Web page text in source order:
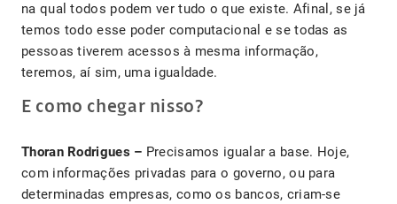
na qual todos podem ver tudo o que existe. Afinal, se já
temos todo esse poder computacional e se todas as
pessoas tiverem acessos à mesma informação,
teremos, aí sim, uma igualdade.
E como chegar nisso?
Thoran Rodrigues – Precisamos igualar a base. Hoje,
com informações privadas para o governo, ou para
determinadas empresas, como os bancos, criam-se